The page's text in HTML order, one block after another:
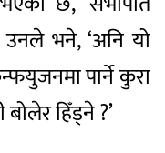
उनले भने, ‘अनि यो
पार्ने कुरा
हिँड्ने ?’